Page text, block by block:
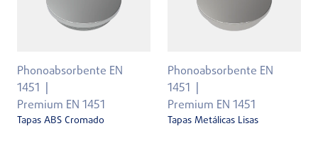
Phonoabsorbente EN
1451
Premium EN 1451
Tapas ABS Cromado
Phonoabsorbente EN
1451
Premium EN 1451
Tapas Metálicas Lisas